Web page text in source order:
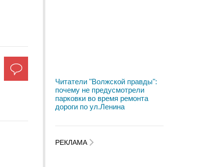
Читатели "Волжской правды":
почему не предусмотрели
парковки во время ремонта
дороги по ул.Ленина
РЕКЛАМА